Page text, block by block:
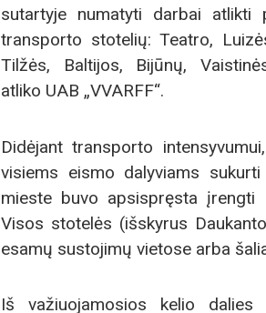
sutartyje numatyti darbai atlikti
transporto stotelių: Teatro,
Tilžės, Baltijos, Bijūnų,
atliko UAB „VVARFF“.
Didėjant transporto
visiems eismo dalyviams
mieste buvo apsispręsta
Visos stotelės (išskyrus
esamų sustojimų vietose arba
Iš važiuojamosios kelio dalies